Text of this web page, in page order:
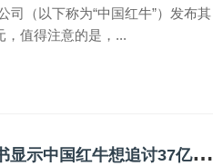
司（以下称为“中国红牛”）发布其
，值得注意的是，...
红
牛“商标战”终审结果出炉！判决书显示中国红牛想追讨37亿广告费